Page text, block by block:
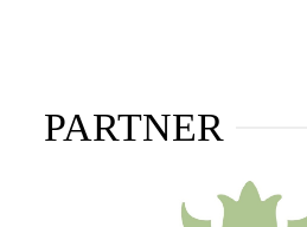
PARTNER